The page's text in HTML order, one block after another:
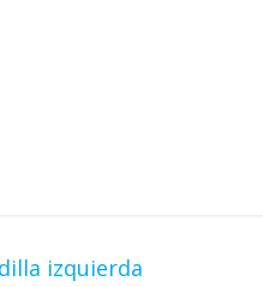
izquierda